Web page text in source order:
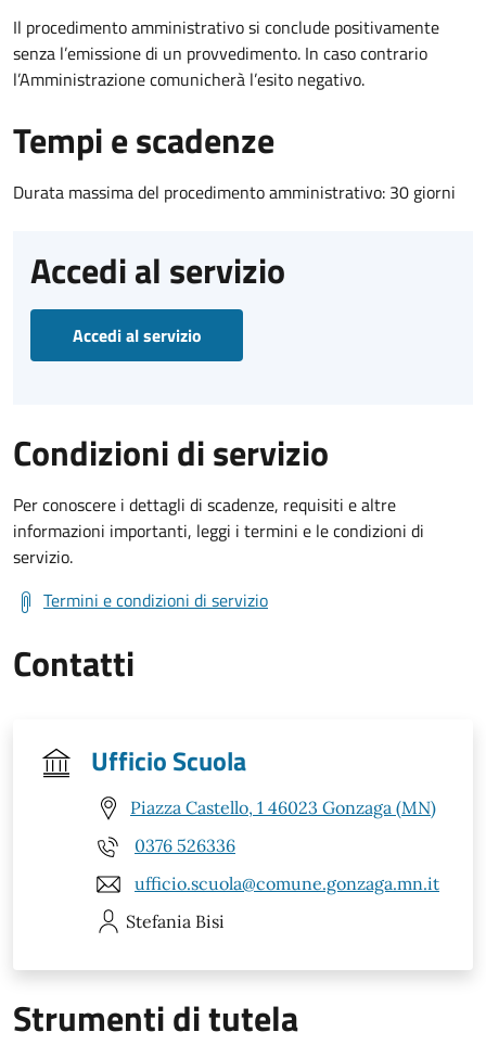
Il procedimento amministrativo si conclude positivamente
senza l’emissione di un provvedimento. In caso contrario
l’Amministrazione comunicherà l’esito negativo.
Tempi e scadenze
Durata massima del procedimento amministrativo: 30 giorni
Accedi al servizio
Accedi al servizio
Condizioni di servizio
Per conoscere i dettagli di scadenze, requisiti e altre
informazioni importanti, leggi i termini e le condizioni di
servizio.
Termini e condizioni di servizio
Contatti
Ufficio Scuola
Piazza Castello, 1 46023 Gonzaga (MN)
0376 526336
ufficio.scuola@comune.gonzaga.mn.it
Stefania Bisi
Strumenti di tutela